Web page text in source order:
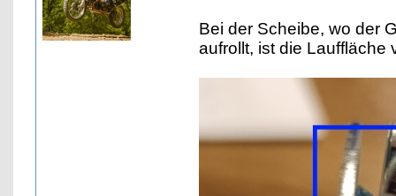
Bei der Scheibe, wo der
aufrollt, ist die Lauffläche